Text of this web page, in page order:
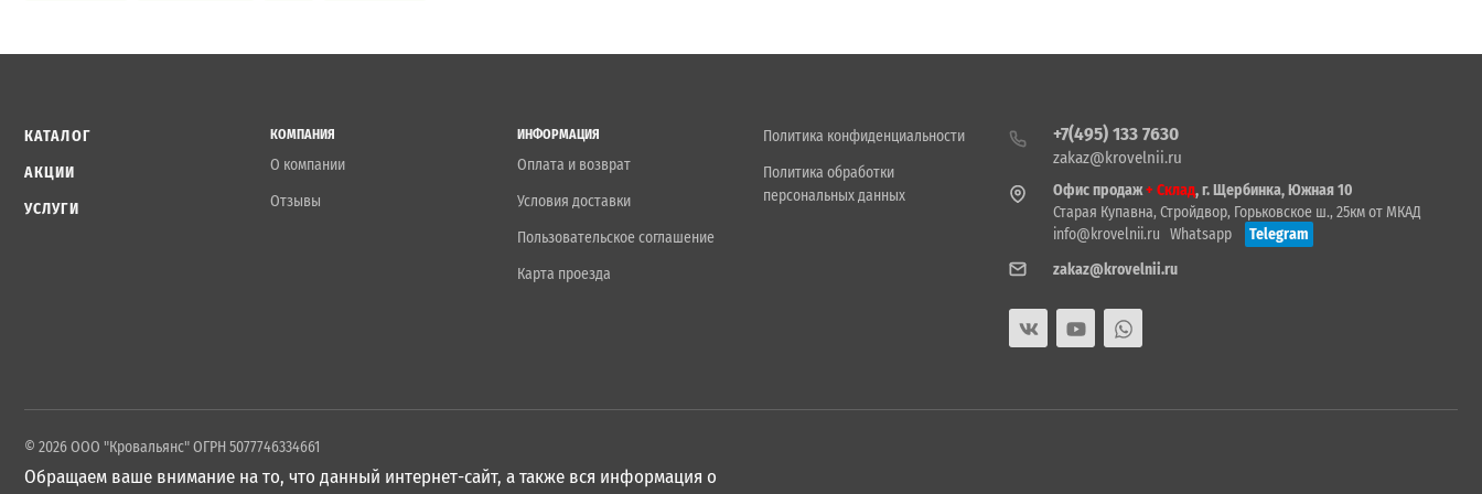
КАТАЛОГ
АКЦИИ
УСЛУГИ
КОМПАНИЯ
О компании
Отзывы
ИНФОРМАЦИЯ
Оплата и возврат
Условия доставки
Пользовательское соглашение
Карта проезда
Политика конфиденциальности
Политика обработки
персональных данных
+7(495) 133 7630
zakaz@krovelnii.ru
Офис продаж+ Склад, г. Щербинка, Южная 10
Старая Купавна, Стройдвор, Горьковское ш., 25км от МКАД
info@krovelnii.ru
Whatsapp
Telegram
zakaz@krovelnii.ru
© 2026 ООО "Кровальянс" ОГРН 5077746334661
Обращаем ваше внимание на то, что данный интернет-сайт, а также вся информация о